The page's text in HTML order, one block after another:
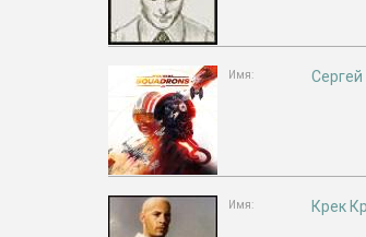
Имя:
Имя: Крек